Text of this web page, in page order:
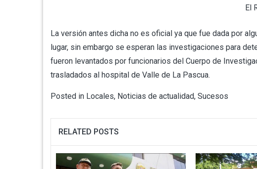
El
La versión antes dicha no es oficial ya que fue dada por
lugar, sin embargo se esperan las investigaciones para
fueron levantados por funcionarios del Cuerpo de
trasladados al hospital de Valle de La Pascua.
Posted in Locales, Noticias de actualidad, Sucesos
RELATED POSTS